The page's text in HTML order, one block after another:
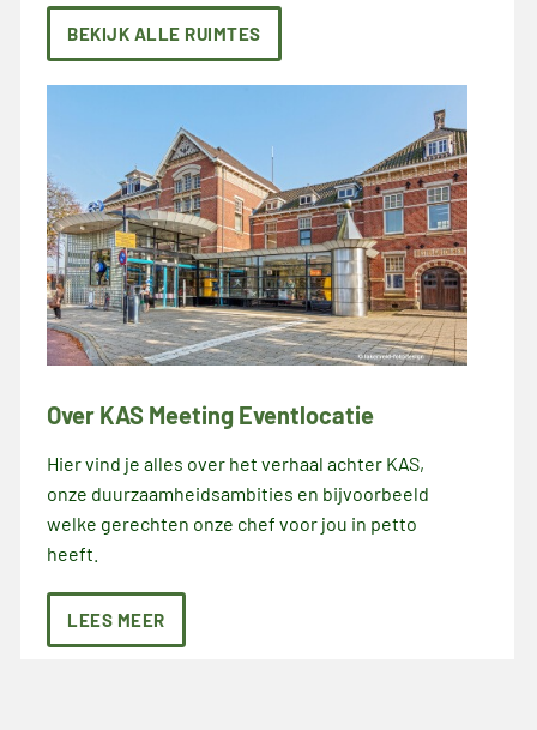
BEKIJK ALLE RUIMTES
Over KAS Meeting Eventlocatie
Hier vind je alles over het verhaal achter KAS,
onze duurzaamheidsambities en bijvoorbeeld
welke gerechten onze chef voor jou in petto
heeft.
LEES MEER